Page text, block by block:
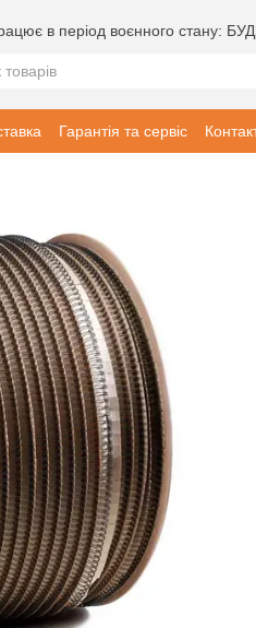
в період воєнного стану:
Гарантія та сервіс